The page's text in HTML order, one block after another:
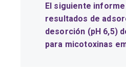
El siguiente
resultados de
desorción (pH 6,5)
para micotoxinas